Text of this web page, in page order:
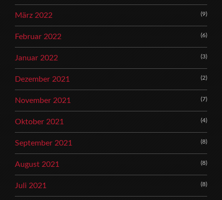
März 2022 (9)
Februar 2022 (6)
Januar 2022 (3)
Dezember 2021 (2)
November 2021 (7)
Oktober 2021 (4)
September 2021 (8)
August 2021 (8)
Juli 2021 (8)